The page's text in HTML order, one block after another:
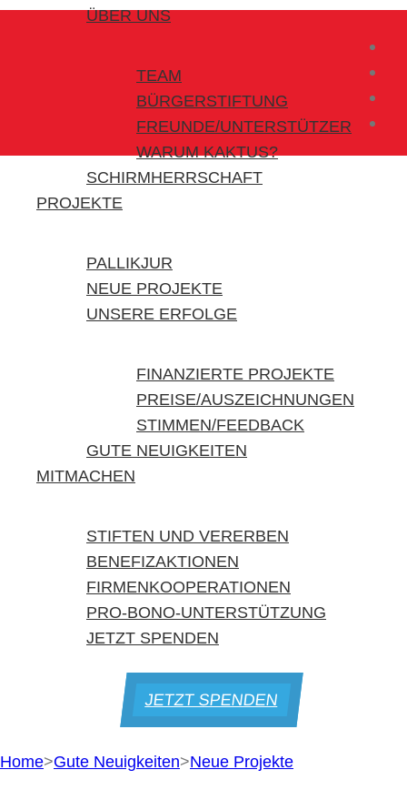
ÜBER UNS
TEAM
BÜRGERSTIFTUNG
FREUNDE/UNTERSTÜTZER
WARUM KAKTUS?
SCHIRMHERRSCHAFT
PROJEKTE
PALLIKJUR
NEUE PROJEKTE
UNSERE ERFOLGE
FINANZIERTE PROJEKTE
PREISE/AUSZEICHNUNGEN
STIMMEN/FEEDBACK
GUTE NEUIGKEITEN
MITMACHEN
STIFTEN UND VERERBEN
BENEFIZAKTIONEN
FIRMENKOOPERATIONEN
PRO-BONO-UNTERSTÜTZUNG
JETZT SPENDEN
JETZT SPENDEN
Home>Gute Neuigkeiten>Neue Projekte